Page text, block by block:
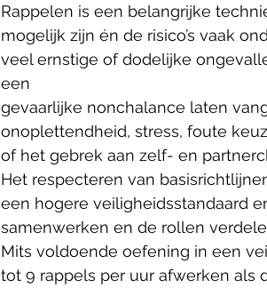
Rappelen is een belangrijke
mogelijk zijn én de risico’s vaak
veel ernstige of dodelijke
een
gevaarlijke nonchalance laten
onoplettendheid, stress, foute
of het gebrek aan zelf- en
Het respecteren van
een hogere veiligheidsstandaard
samenwerken en de rollen
Mits voldoende oefening in een
tot 9 rappels per uur afwerken als